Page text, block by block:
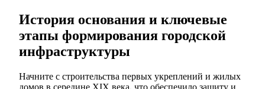
История основания и ключевые
этапы формирования городской
инфраструктуры
Начните с строительства первых укреплений и жилых
домов в середине XIX века, что обеспечило защиту и